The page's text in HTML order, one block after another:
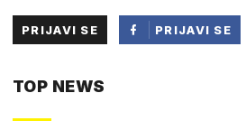
PRIJAVI SE
PRIJAVI SE
TOP NEWS